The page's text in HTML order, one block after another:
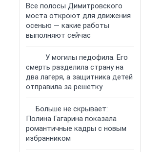
Все полосы Димитровского
моста откроют для движения
осенью — какие работы
выполняют сейчас
У могилы педофила. Его
смерть разделила страну на
два лагеря, а защитника детей
отправила за решетку
Больше не скрывает:
Полина Гагарина показала
романтичные кадры с новым
избранником